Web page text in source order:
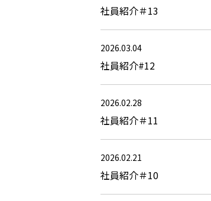
社員紹介＃13
2026.03.04
社員紹介#12
2026.02.28
社員紹介＃11
2026.02.21
社員紹介＃10